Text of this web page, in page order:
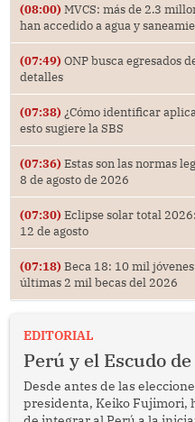
(08:00) MVCS: más de 2.3
han accedido a agua y
(07:49) ONP busca egresados
detalles
(07:38) ¿Cómo identificar
esto sugiere la SBS
(07:36) Estas son las normas
8 de agosto de 2026
(07:30) Eclipse solar total
12 de agosto
(07:18) Beca 18: 10 mil
últimas 2 mil becas del 2026
EDITORIAL
Perú y el Escudo
Desde antes de las
presidenta, Keiko Fujimori,